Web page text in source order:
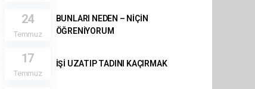
24
Temmuz
BUNLARI NEDEN – NİÇİN
ÖĞRENİYORUM
17
Temmuz
İŞİ UZATIP TADINI KAÇIRMAK